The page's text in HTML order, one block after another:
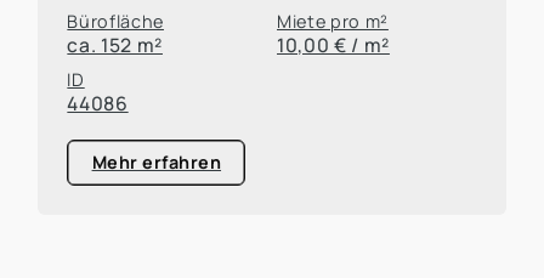
Bürofläche
ca. 152 m²
Miete pro m²
10,00 € / m²
ID
44086
Mehr erfahren